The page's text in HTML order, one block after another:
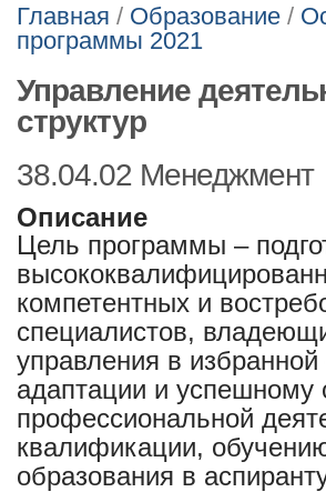
Главная / Образование /
программы 2021
Управление
структур
38.04.02 Менеджмент
Описание
Цель программы –
компетентных и
специалистов,
управления в
адаптации и
профессиональной
квалификации,
образования в